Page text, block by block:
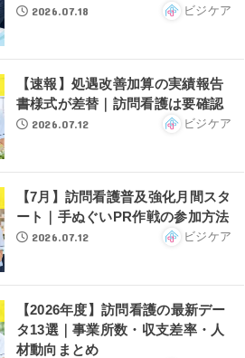
2026.07.18 ビジケア
【速報】処遇改善加算の実績報告
書様式が差替｜訪問看護は要確認
2026.07.12 ビジケア
【7月】訪問看護普及強化月間スタ
ート｜手ぬぐいPR作戦の参加方法
2026.07.12 ビジケア
【2026年度】訪問看護の最新デー
タ13選｜事業所数・収支差率・人
材動向まとめ